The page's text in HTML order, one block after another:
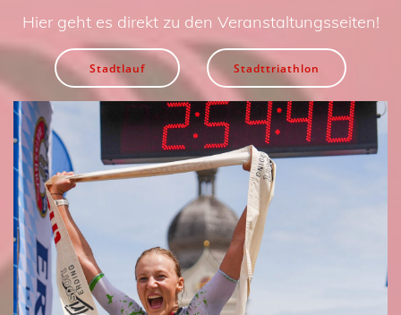
Hier geht es direkt zu den Veranstaltungsseiten!
Stadtlauf Stadttriathlon